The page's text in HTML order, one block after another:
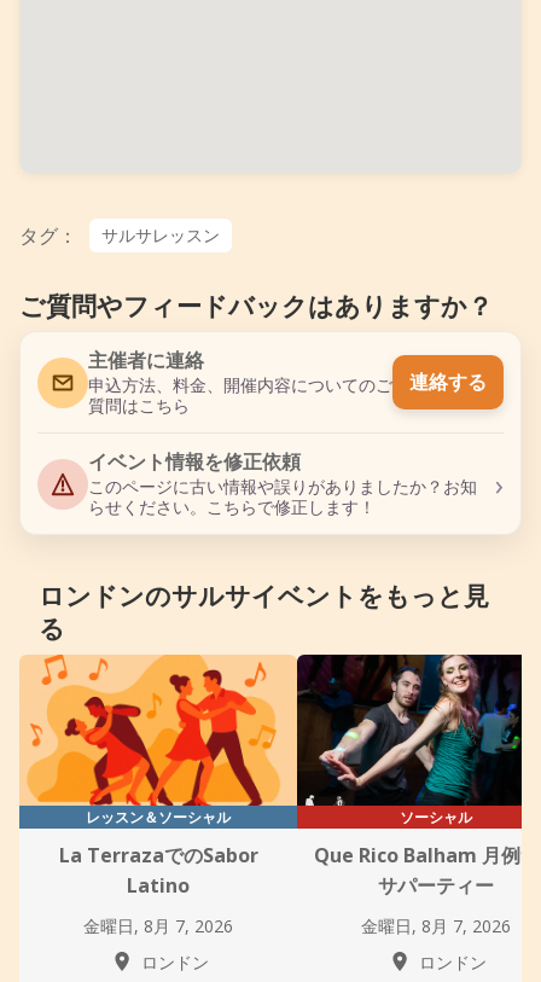
タグ： サルサレッスン
ご質問やフィードバックはありますか？
主催者に連絡
申込方法、料金、開催内容についてのご
質問はこちら
連絡する
イベント情報を修正依頼
このページに古い情報や誤りがありましたか？お知
らせください。こちらで修正します！
›
ロンドンのサルサイベントをもっと見
る
レッスン＆ソーシャル
La TerrazaでのSabor
Latino
金曜日, 8月 7, 2026
ロンドン
ソーシャル
Que Rico Balham 月例
サパーティー
金曜日, 8月 7, 2026
ロンドン